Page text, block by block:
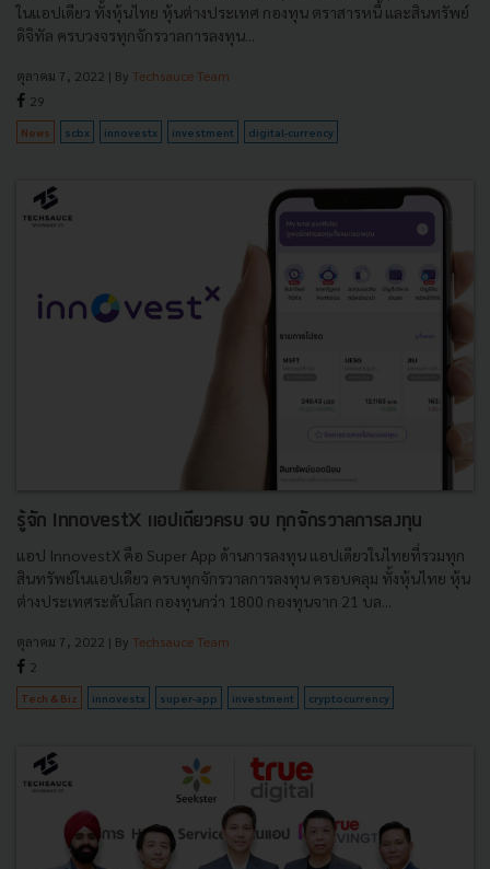
ในแอปเดียว ทั้งหุ้นไทย หุ้นต่างประเทศ กองทุน ตราสารหนี้ และสินทรัพย์
ดิจิทัล ครบวงจรทุกจักรวาลการลงทุน...
ตุลาคม 7, 2022 | By Techsauce Team
29
News scbx innovestx investment digital-currency
รู้จัก InnovestX แอปเดียวครบ จบ ทุกจักรวาลการลงทุน
แอป InnovestX คือ Super App ด้านการลงทุน แอปเดียวในไทยที่รวมทุก
สินทรัพย์ในแอปเดียว ครบทุกจักรวาลการลงทุน ครอบคลุม ทั้งหุ้นไทย หุ้น
ต่างประเทศระดับโลก กองทุนกว่า 1800 กองทุนจาก 21 บล...
ตุลาคม 7, 2022 | By Techsauce Team
2
Tech & Biz innovestx super-app investment cryptocurrency